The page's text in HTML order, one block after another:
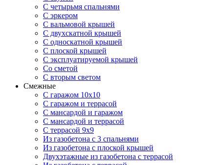
С четырьмя спальнями
С эркером
С вальмовой крышей
С двухскатной крышей
С односкатной крышей
С плоской крышей
С эксплуатируемой крышей
Со сметой
С вторым светом
Смежные
С гаражом 10х10
С гаражом и террасой
С мансардой и гаражом
С мансардой и террасой
С террасой 9х9
Из газобетона с 3 спальнями
Из газобетона с плоской крышей
Двухэтажные из газобетона с террасой